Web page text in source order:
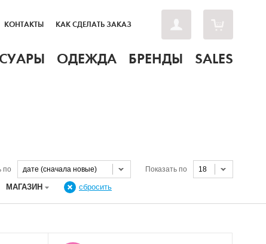
КОНТАКТЫ КАК СДЕЛАТЬ ЗАКАЗ
ОДЕЖДА БРЕНДЫ SALES
Показать по 18
по дате (сначала новые)
МАГАЗИН сбросить